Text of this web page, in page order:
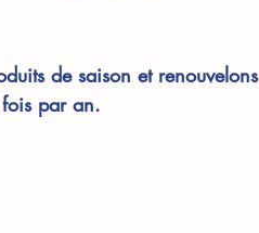
de saison et renouvelons
fois par an.